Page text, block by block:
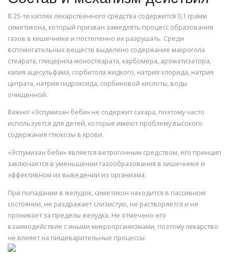
В 25-ти каплях лекарственного средства содержится 0,1 грамм
симетикона, который призван замедлять процесс образования
газов в кишечнике и постепенно их разрушать. Среди
вспомогательных веществ выделено содержание макрогола
стеарата, глицерила моностеарата, карбомера, ароматизатора,
калия ацесульфама, сорбитола жидкого, натрия хлорида, натрия
цитрата, натрия гидроксида, сорбиновой кислоты, воды
очищенной.
Важно! «Эспумизан беби» не содержит сахара, поэтому часто
используется для детей, которые имеют проблему высокого
содержания глюкозы в крови.
«Эспумизан беби» является ветрогонным средством, его принцип
заключается в уменьшении газообразования в кишечнике и
эффективном их выведении из организма.
При попадании в желудок, симетикон находится в пассивном
состоянии, не раздражает слизистую, не растворяется и не
проникает за пределы желудка. Не отмечено его
взаимодействие с иными микроорганизмами, поэтому лекарство
не влияет на пищеварительные процессы.